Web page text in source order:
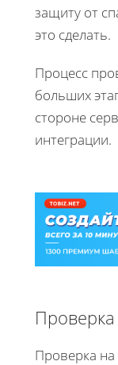
защиту от
это сделать.
Процесс
больших
стороне
интеграции.
Проверка на